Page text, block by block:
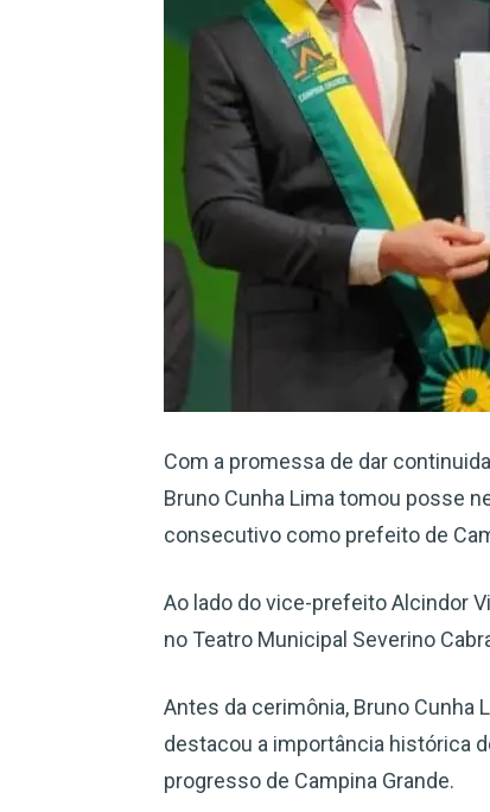
Com a promessa de dar
Bruno Cunha Lima tomou posse
consecutivo como prefeito de
Ao lado do vice-prefeito Alcindor
no Teatro Municipal Severino
Antes da cerimônia, Bruno Cunha
destacou a importância histórica
progresso de Campina Grande.